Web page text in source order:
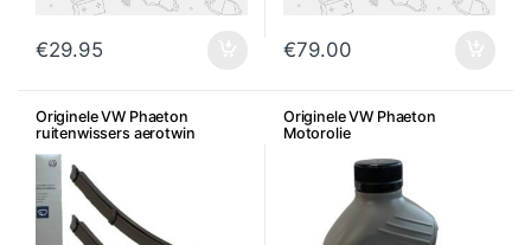
€29.95 €79.00
Originele VW Phaeton
ruitenwissers aerotwin
Originele VW Phaeton
Motorolie